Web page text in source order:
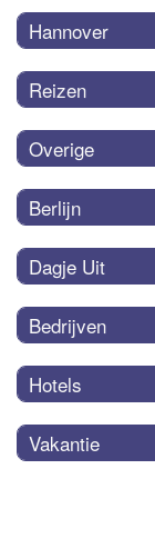
Hannover
Reizen
Overige
Berlijn
Dagje Uit
Bedrijven
Hotels
Vakantie